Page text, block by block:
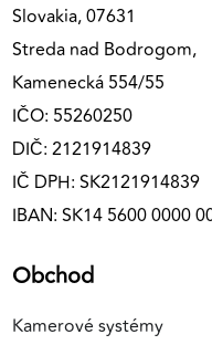
Slovakia, 07631
Streda nad Bodrogom,
Kamenecká 554/55
IČO: 55260250
DIČ: 2121914839
IČ DPH: SK2121914839
IBAN: SK14 5600 0000
Obchod
Kamerové systémy